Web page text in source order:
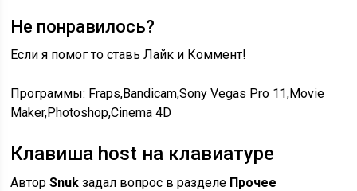
Не понравилось?
Если я помог то ставь Лайк и Коммент!
Программы: Fraps,Bandicam,Sony Vegas Pro 11,Movie
Maker,Photoshop,Cinema 4D
Клавиша host на клавиатуре
АвторSnuk задал вопрос в разделе Прочее